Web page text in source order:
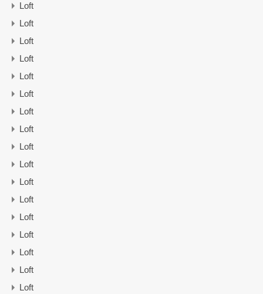
Loft
Loft
Loft
Loft
Loft
Loft
Loft
Loft
Loft
Loft
Loft
Loft
Loft
Loft
Loft
Loft
Loft